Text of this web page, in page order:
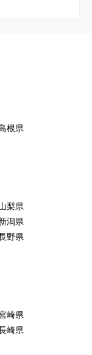
根県
梨県
潟県
野県
崎県
崎県